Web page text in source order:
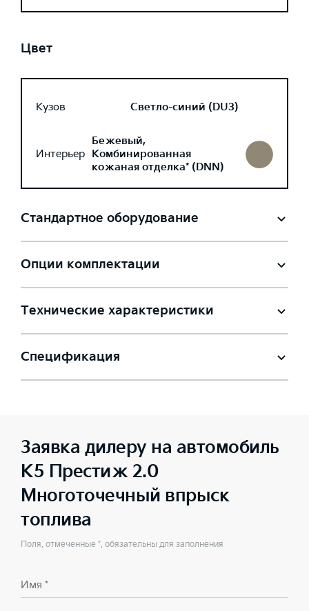
Цвет
Кузов Светло-синий (DU3)
Интерьер
Бежевый,
Комбинированная
кожаная отделка* (DNN)
Стандартное оборудование
Опции комплектации
Технические характеристики
Спецификация
Заявка дилеру на автомобиль
K5 Престиж 2.0
Многоточечный впрыск
топлива
Поля, отмеченные *, обязательны для заполнения
Имя *